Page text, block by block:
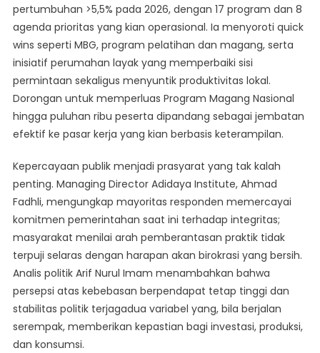
pertumbuhan >5,5% pada 2026, dengan 17 program dan 8
agenda prioritas yang kian operasional. Ia menyoroti quick
wins seperti MBG, program pelatihan dan magang, serta
inisiatif perumahan layak yang memperbaiki sisi
permintaan sekaligus menyuntik produktivitas lokal.
Dorongan untuk memperluas Program Magang Nasional
hingga puluhan ribu peserta dipandang sebagai jembatan
efektif ke pasar kerja yang kian berbasis keterampilan.
Kepercayaan publik menjadi prasyarat yang tak kalah
penting. Managing Director Adidaya Institute, Ahmad
Fadhli, mengungkap mayoritas responden memercayai
komitmen pemerintahan saat ini terhadap integritas;
masyarakat menilai arah pemberantasan praktik tidak
terpuji selaras dengan harapan akan birokrasi yang bersih.
Analis politik Arif Nurul Imam menambahkan bahwa
persepsi atas kebebasan berpendapat tetap tinggi dan
stabilitas politik terjagadua variabel yang, bila berjalan
serempak, memberikan kepastian bagi investasi, produksi,
dan konsumsi.